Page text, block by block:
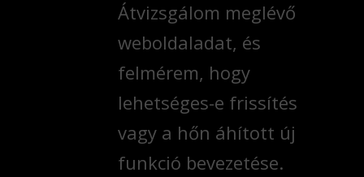
Átvizsgálom meglévő
weboldaladat, és
felmérem, hogy
lehetséges-e frissítés
vagy a hőn áhított új
funkció bevezetése.